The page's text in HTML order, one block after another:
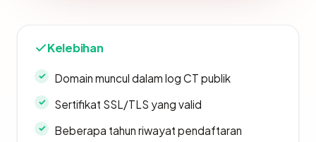
Kelebihan
Domain muncul dalam log CT publik
Sertifikat SSL/TLS yang valid
Beberapa tahun riwayat pendaftaran